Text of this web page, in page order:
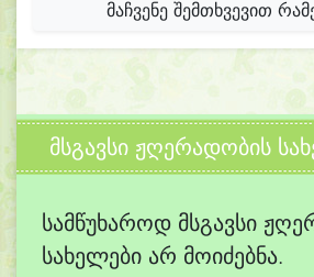
მაჩვენე შემთხვევით
მსგავსი ჟღერადობის
სამწუხაროდ მსგავსი
სახელები არ მოიძებნა.